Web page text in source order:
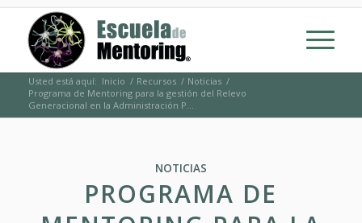
Usted está aquí: Inicio / Recursos / Noticias /
Programa de Mentoring para la gestión del Relevo
Generacional en la Administración P...
NOTICIAS
PROGRAMA DE